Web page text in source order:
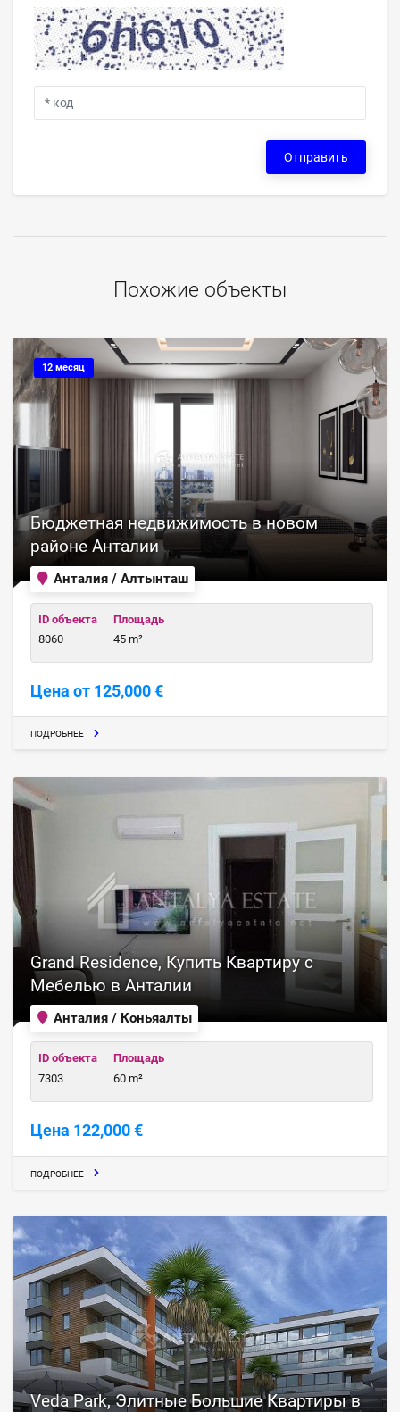
Отправить
Похожие объекты
12 месяц
Анталия / Алтынташ
Бюджетная недвижимость в новом
районе Анталии
ID объекта
8060
Площадь
45 m²
Цена от 125,000 €
ПОДРОБНЕЕ
Анталия / Коньяалты
Grand Residence, Купить Квартиру с
Мебелью в Анталии
ID объекта
7303
Площадь
60 m²
Цена 122,000 €
ПОДРОБНЕЕ
Veda Park, Элитные Большие Квартиры в